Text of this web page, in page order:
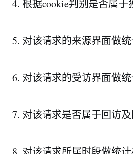
4. 根据cookie判别是否属
5. 对该请求的来源界面做
6. 对该请求的受访界面做
7. 对该请求是否属于回访
8. 对该请求所属时段做统